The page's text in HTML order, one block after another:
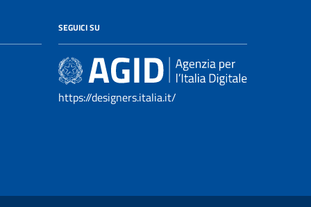
SEGUICI SU
https://designers.italia.it/